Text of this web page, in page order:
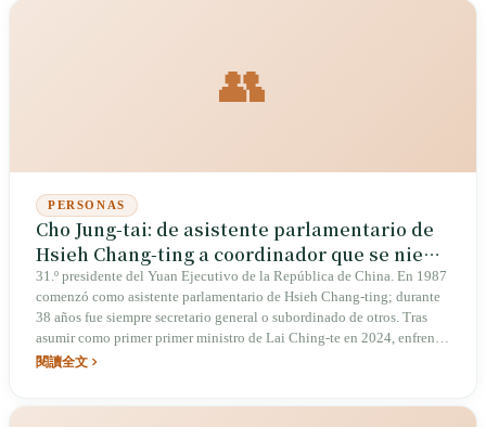
bajo el apodo "Water", mostrando una relación paterno-filial atípica y
👥
PERSONAS
Cho Jung-tai: de asistente parlamentario de
Hsieh Chang-ting a coordinador que se niega
a refrendar la Ley de Distribución Fiscal
31.º presidente del Yuan Ejecutivo de la República de China. En 1987
comenzó como asistente parlamentario de Hsieh Chang-ting; durante
38 años fue siempre secretario general o subordinado de otros. Tras
asumir como primer primer ministro de Lai Ching-te en 2024, enfrentó
un gobierno en minoría, los aranceles de Trump, compras militares por
閱讀全文